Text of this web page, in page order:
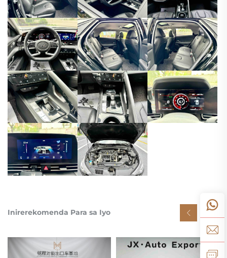
Inirerekomenda Para sa Iyo